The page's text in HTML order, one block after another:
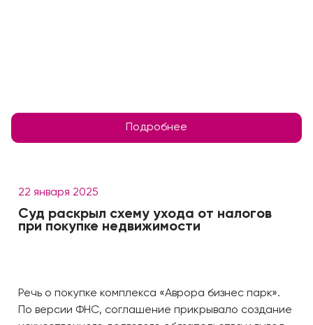
Подробнее
22 января 2025
Суд раскрыл схему ухода от налогов
при покупке недвижимости
Речь о покупке комплекса «Аврора бизнес парк».
По версии ФНС, соглашение прикрывало создание